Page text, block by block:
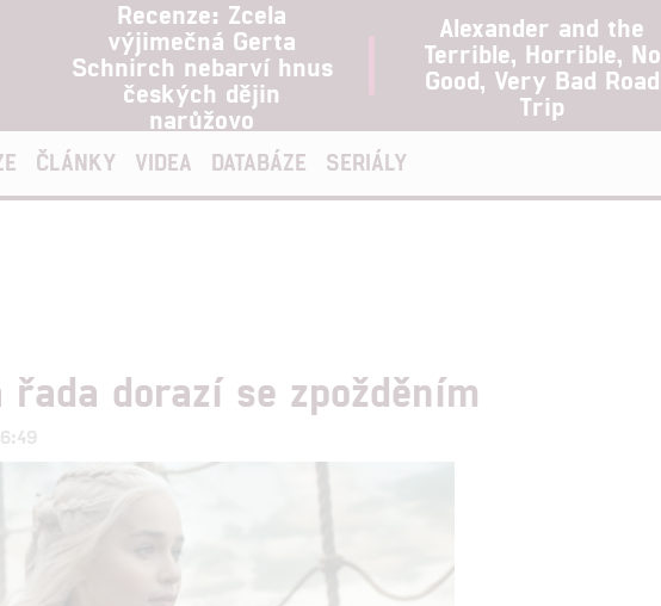
Recenze: Zcela
výjimečná Gerta
Schnirch nebarví hnus
českých dějin
narůžovo
Alexander and the
Terrible, Horrible, No
Good, Very Bad Road
Trip
ČLÁNKY VIDEA DATABÁZE SERIÁLY
dorazí se zpožděním